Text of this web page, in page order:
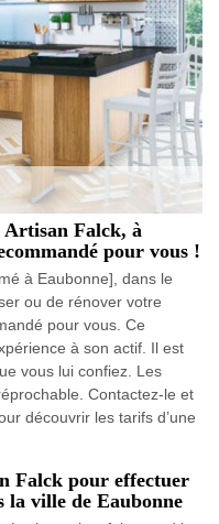
Artisan Falck, à
pour vous !
à Eaubonne], dans le
ou de rénover votre
pour vous. Ce
à son actif. Il est
vous lui confiez. Les
Contactez-le et
découvrir les tarifs d’une
Falck pour effectuer
la ville de Eaubonne